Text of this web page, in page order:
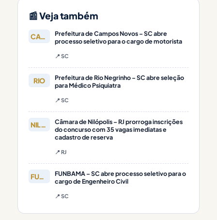
📰 Veja também
CAMPOS
Prefeitura de Campos Novos – SC abre
processo seletivo para o cargo de motorista
📍 SC
RIO
Prefeitura de Rio Negrinho – SC abre seleção
para Médico Psiquiatra
📍 SC
NILÓPOLIS
Câmara de Nilópolis – RJ prorroga inscrições
do concurso com 35 vagas imediatas e
cadastro de reserva
📍 RJ
FUNBAMA
FUNBAMA – SC abre processo seletivo para o
cargo de Engenheiro Civil
📍 SC